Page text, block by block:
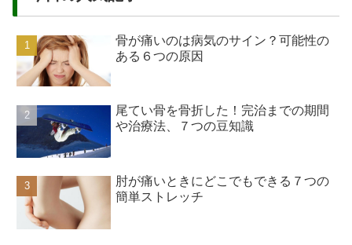
骨が痛いのは病気のサイン？可能性の
ある６つの原因
尾てい骨を骨折した！完治までの期間
や治療法、７つの豆知識
肘が痛いときにどこでもできる７つの
簡単ストレッチ